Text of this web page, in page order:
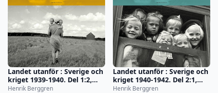
Landet utanför : Sverige och
kriget 1939-1940. Del 1:2,
Kriget kommer närmare
Henrik Berggren
Landet utanför : Sverige och
kriget 1940-1942. Del 2:1,
Tidens melodi
Henrik Berggren